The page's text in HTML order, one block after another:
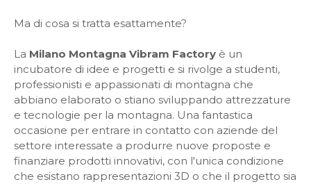
Ma di cosa si tratta esattamente?
La Milano Montagna Vibram Factory è un
incubatore di idee e progetti e si rivolge a studenti,
professionisti e appassionati di montagna che
abbiano elaborato o stiano sviluppando attrezzature
e tecnologie per la montagna. Una fantastica
occasione per entrare in contatto con aziende del
settore interessate a produrre nuove proposte e
finanziare prodotti innovativi, con l'unica condizione
che esistano rappresentazioni 3D o che il progetto sia